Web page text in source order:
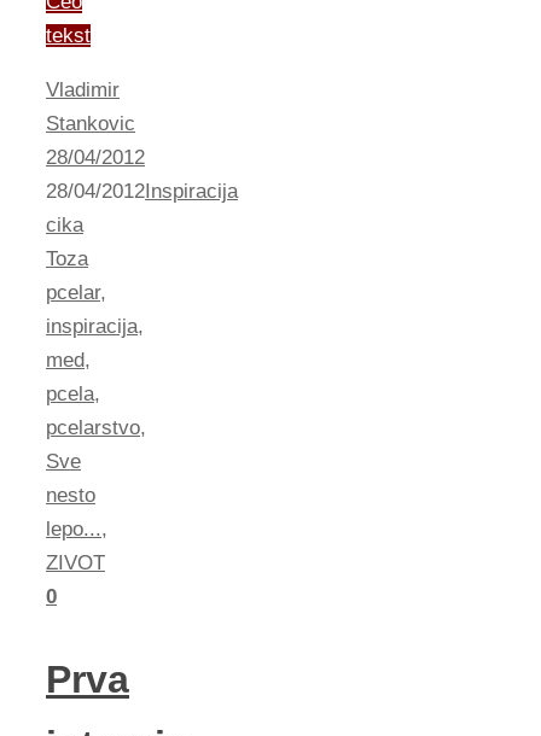
tekst
Vladimir
Stankovic
28/04/2012
28/04/2012 Inspiracija
cika
Toza
pcelar,
inspiracija,
med,
pcela,
pcelarstvo,
Sve
nesto
lepo...,
ZIVOT
0
Prva